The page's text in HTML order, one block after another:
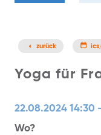
Yoga für
22.08.2024 14:30
Wo?
zurück